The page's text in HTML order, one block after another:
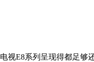
E8系列呈现得都足够